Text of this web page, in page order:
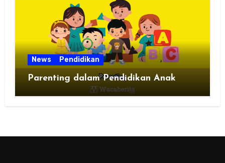
News Pendidikan
Parenting dalam Pendidikan Anak